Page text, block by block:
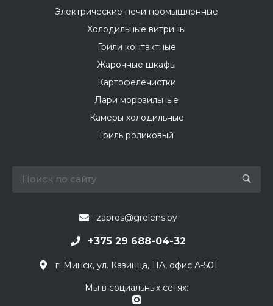
Электрические печи промышленные
Холодильные витрины
Грили контактные
Жарочные шкафы
Картофелечистки
Лари морозильные
Камеры холодильные
Гриль роликовый
zapros@grelens.by
+375 29 688-04-32
г. Минск, ул. Казинца, 11А, офис А-501
Мы в социальных сетях: